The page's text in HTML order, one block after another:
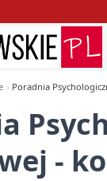
Poradnia
-